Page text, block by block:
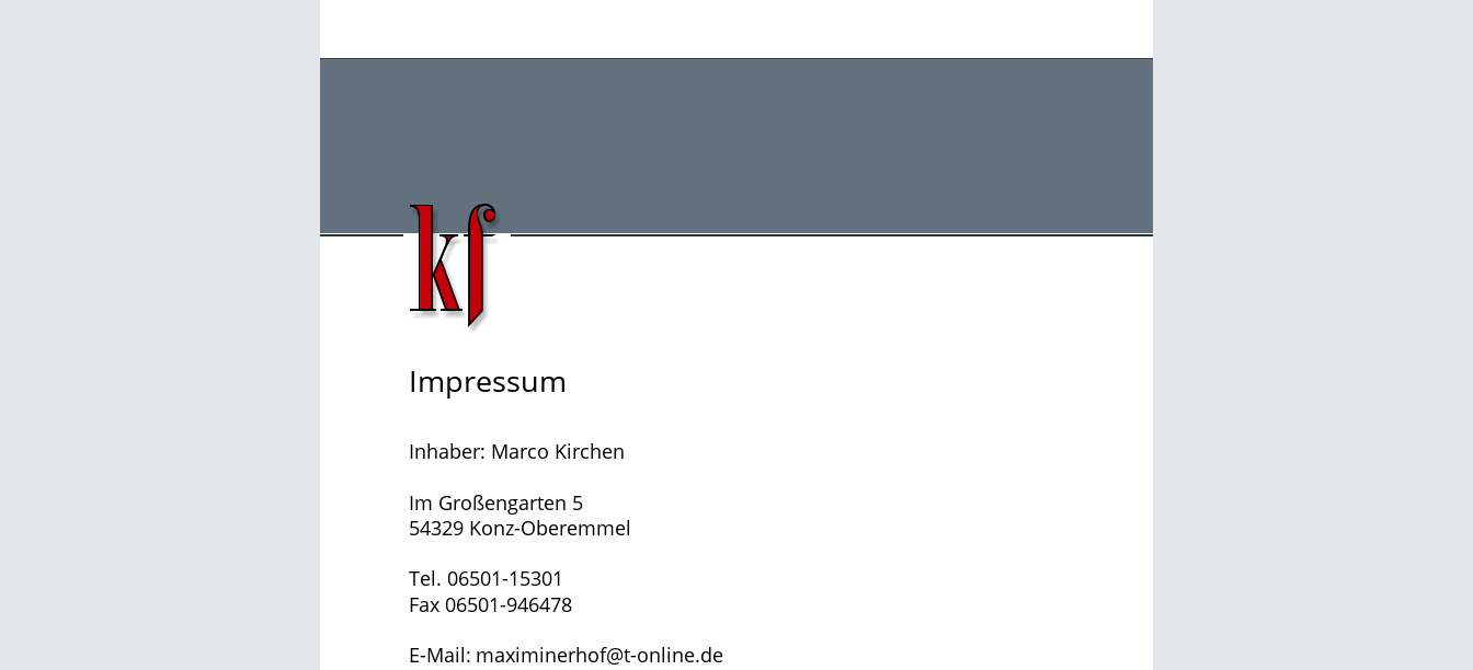
Impressum
Inhaber: Marco Kirchen
Im Großengarten 5
54329 Konz-Oberemmel
Tel. 06501-15301
Fax 06501-946478
E-Mail: maximinerhof@t-online.de